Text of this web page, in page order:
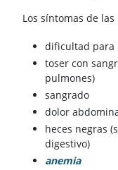
Los síntomas de
dificultad para
toser con
pulmones)
sangrado
dolor
heces negras
digestivo)
anemia